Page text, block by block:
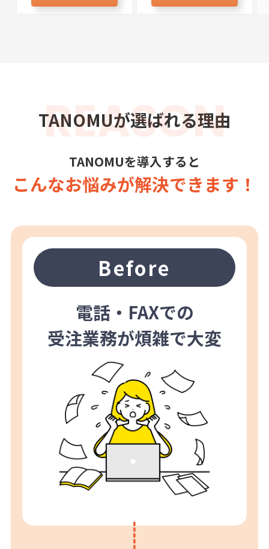
REASON
TANOMUが選ばれる理由
TANOMUを導入すると
こんなお悩みが解決できます！
Before
電話・FAXでの
受注業務が煩雑で大変